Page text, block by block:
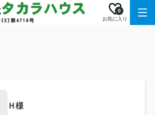
お気に入り
0
Ｈ様